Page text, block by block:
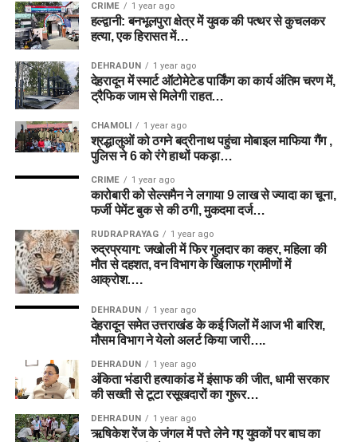
CRIME 1 year ago
हल्द्वानी: बनभूलपुरा क्षेत्र में युवक की पत्थर से कुचलकर
हत्या, एक हिरासत में…
DEHRADUN 1 year ago
देहरादून में स्मार्ट ऑटोमेटेड पार्किंग का कार्य अंतिम चरण में,
ट्रैफिक जाम से मिलेगी राहत…
CHAMOLI 1 year ago
श्रद्धालुओं को ठगने बद्रीनाथ पहुंचा मोबाइल माफिया गैंग ,
पुलिस ने 6 को रंगे हाथों पकड़ा…
CRIME 1 year ago
कारोबारी को सेल्समैन ने लगाया 9 लाख से ज्यादा का चूना,
फर्जी पेमेंट बुक से की ठगी, मुकदमा दर्ज…
RUDRAPRAYAG 1 year ago
रुद्रप्रयाग: जखोली में फिर गुलदार का कहर, महिला की
मौत से दहशत, वन विभाग के खिलाफ ग्रामीणों में
आक्रोश….
DEHRADUN 1 year ago
देहरादून समेत उत्तराखंड के कई जिलों में आज भी बारिश,
मौसम विभाग ने येलो अलर्ट किया जारी….
DEHRADUN 1 year ago
अंकिता भंडारी हत्याकांड में इंसाफ की जीत, धामी सरकार
की सख्ती से टूटा रसूखदारों का गुरूर…
DEHRADUN 1 year ago
ऋषिकेश रेंज के जंगल में पत्ते लेने गए युवकों पर बाघ का